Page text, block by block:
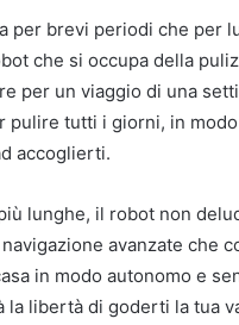
per brevi periodi che per
che si occupa della
per un viaggio di una
pulire tutti i giorni, in
accoglierti.
lunghe, il robot non
avanzate che
in modo autonomo e
la libertà di goderti la tua